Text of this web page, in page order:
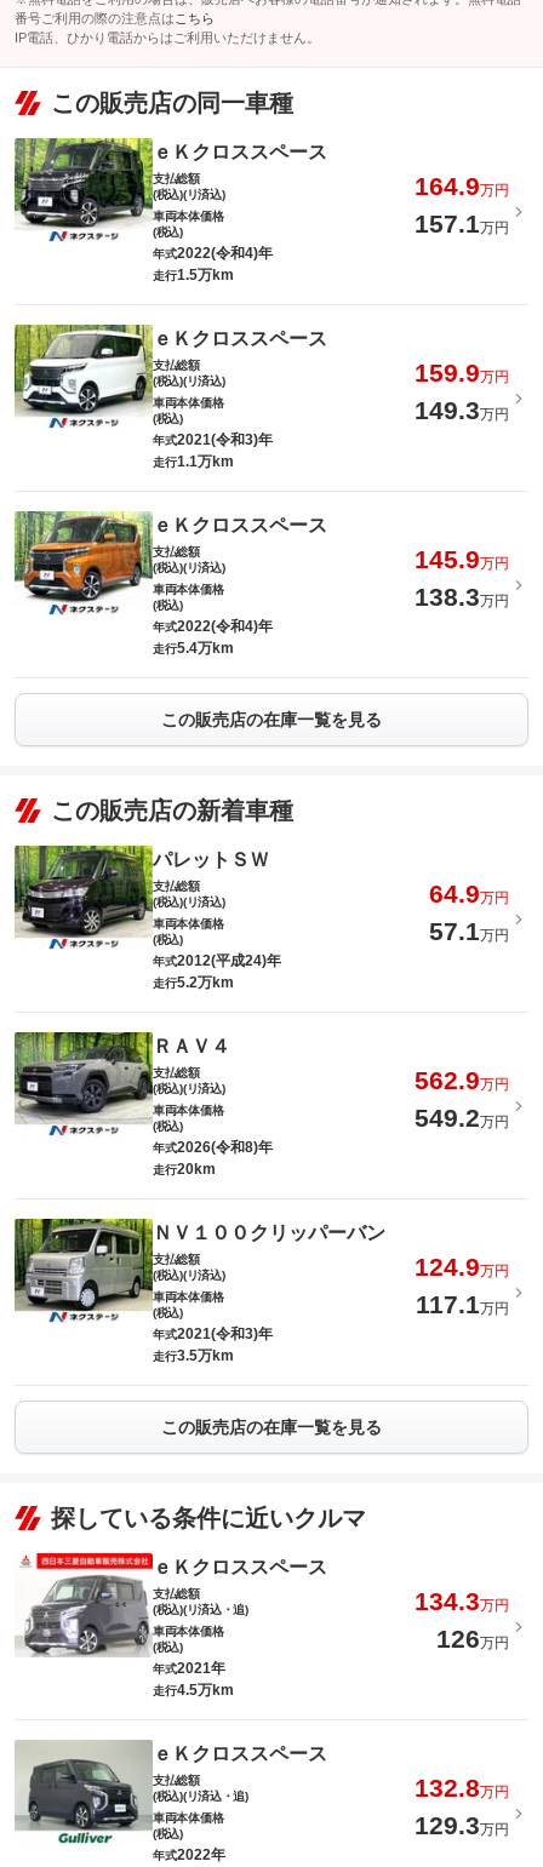
番号ご利用の際の注意点は こちら
IP電話、ひかり電話からはご利用いただけません。
この販売店の同一車種
ｅＫクロススペース
支払総額
(税込)(リ済込)
164.9万円
車両本体価格
(税込)
157.1万円
年式2022(令和4)年
走行1.5万km
ｅＫクロススペース
支払総額
(税込)(リ済込)
159.9万円
車両本体価格
(税込)
149.3万円
年式2021(令和3)年
走行1.1万km
ｅＫクロススペース
支払総額
(税込)(リ済込)
145.9万円
車両本体価格
(税込)
138.3万円
年式2022(令和4)年
走行5.4万km
この販売店の在庫一覧を見る
この販売店の新着車種
パレットＳＷ
支払総額
(税込)(リ済込)
64.9万円
車両本体価格
(税込)
57.1万円
年式2012(平成24)年
走行5.2万km
ＲＡＶ４
支払総額
(税込)(リ済込)
562.9万円
車両本体価格
(税込)
549.2万円
年式2026(令和8)年
走行20km
ＮＶ１００クリッパーバン
支払総額
(税込)(リ済込)
124.9万円
車両本体価格
(税込)
117.1万円
年式2021(令和3)年
走行3.5万km
この販売店の在庫一覧を見る
探している条件に近いクルマ
ｅＫクロススペース
支払総額
(税込)(リ済込・追)
134.3万円
車両本体価格
(税込)
126万円
年式2021年
走行4.5万km
ｅＫクロススペース
支払総額
(税込)(リ済込・追)
132.8万円
車両本体価格
(税込)
129.3万円
年式2022年